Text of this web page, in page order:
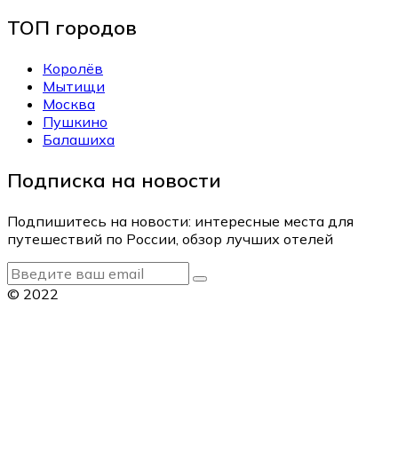
ТОП городов
Королёв
Мытищи
Москва
Пушкино
Балашиха
Подписка на новости
Подпишитесь на новости: интересные места для
путешествий по России, обзор лучших отелей
© 2022